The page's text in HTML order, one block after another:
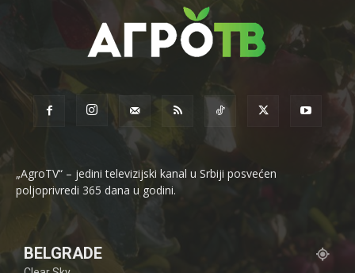
„AgroTV“ – jedini televizijski kanal u Srbiji posvećen
poljoprivredi 365 dana u godini.
BELGRADE